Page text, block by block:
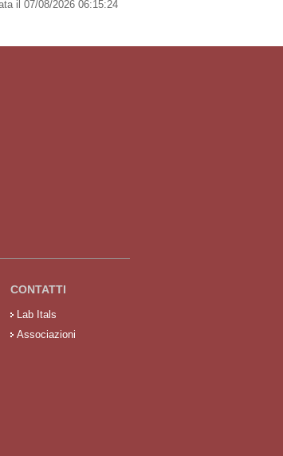
il 07/08/2026 06:15:24
CONTATTI
Lab Itals
Associazioni